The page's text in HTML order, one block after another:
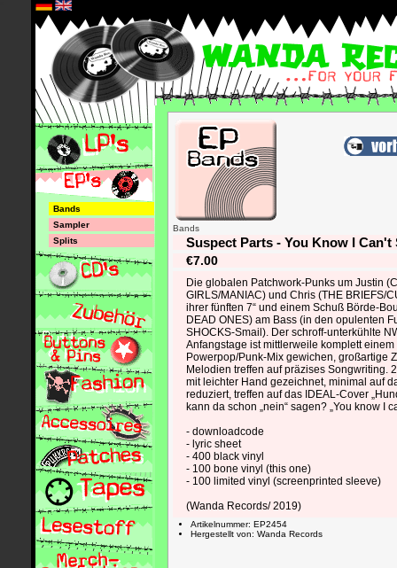
Bands
Sampler
Splits
Bands
Suspect Parts - You Know I Can't
€7.00
Die globalen Patchwork-Punks um Justin
GIRLS/MANIAC) und Chris (THE BRIEFS/
ihrer fünften 7“ und einem Schuß Börde-
DEAD ONES) am Bass (in den opulenten
SHOCKS-Smail). Der schroff-unterkühlte
Anfangstage ist mittlerweile komplett
Powerpop/Punk-Mix gewichen, großartige
Melodien treffen auf präzises Songwriting.
mit leichter Hand gezeichnet, minimal auf
reduziert, treffen auf das IDEAL-Cover
kann da schon „nein“ sagen? „You know I
- downloadcode
- lyric sheet
- 400 black vinyl
- 100 bone vinyl (this one)
- 100 limited vinyl (screenprinted sleeve)
(Wanda Records/ 2019)
Artikelnummer: EP2454
Hergestellt von: Wanda Records